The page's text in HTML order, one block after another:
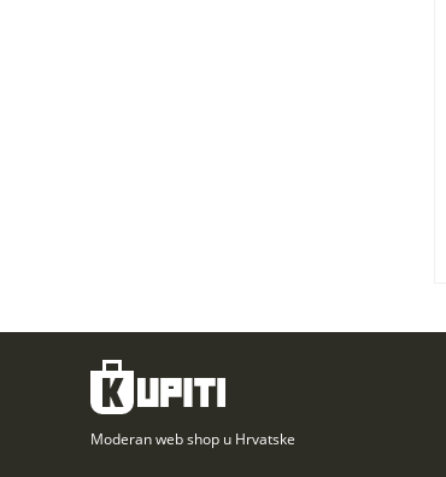
Moderan web shop u Hrvatske